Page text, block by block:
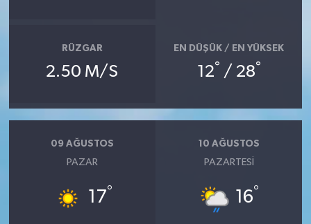
RÜZGAR
2.50 M/S
EN DÜŞÜK / EN YÜKSEK
12° / 28°
09 AĞUSTOS
PAZAR
17°
10 AĞUSTOS
PAZARTESI
16°